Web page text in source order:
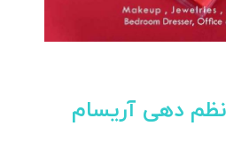
دهی آریسام